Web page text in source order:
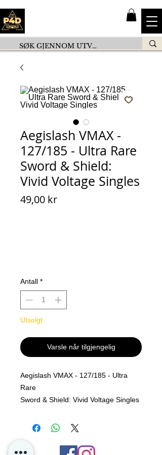
Aegislash VMAX -
127/185 - Ultra Rare
Sword & Shield:
Vivid Voltage Singles
49,00 krPris
Antall *
Utsolgt
Varsle når tilgjengelig
Aegislash VMAX - 127/185 - Ultra
Rare
Sword & Shield: Vivid Voltage Singles
Sword & Shield: Vivid Voltage